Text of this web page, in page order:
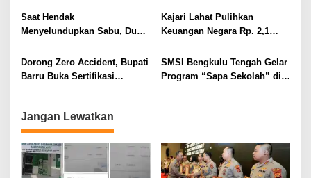
Terus Dipertajam Kajari Lahat
Saat Hendak
Menyelundupkan Sabu, Dua
Kajari Lahat Pulihkan
Keuangan Negara Rp. 2,1
Dorong Zero Accident, Bupati
Barru Buka Sertifikasi
SMSI Bengkulu Tengah Gelar
Program “Sapa Sekolah” di
Jangan Lewatkan